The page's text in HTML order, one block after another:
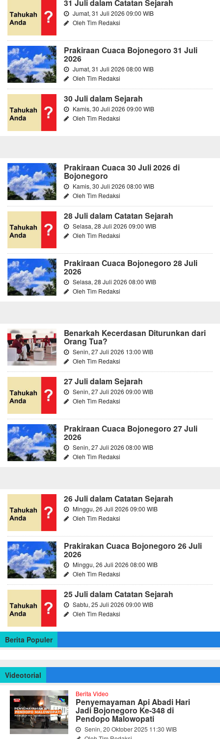
31 Juli dalam Catatan Sejarah
Jumat, 31 Juli 2026 09:00 WIB
Oleh Tim Redaksi
Prakiraan Cuaca Bojonegoro 31 Juli
2026
Jumat, 31 Juli 2026 08:00 WIB
Oleh Tim Redaksi
30 Juli dalam Sejarah
Kamis, 30 Juli 2026 09:00 WIB
Oleh Tim Redaksi
Prakiraan Cuaca 30 Juli 2026 di
Bojonegoro
Kamis, 30 Juli 2026 08:00 WIB
Oleh Tim Redaksi
28 Juli dalam Catatan Sejarah
Selasa, 28 Juli 2026 09:00 WIB
Oleh Tim Redaksi
Prakiraan Cuaca Bojonegoro 28 Juli
2026
Selasa, 28 Juli 2026 08:00 WIB
Oleh Tim Redaksi
Benarkah Kecerdasan Diturunkan dari
Orang Tua?
Senin, 27 Juli 2026 13:00 WIB
Oleh Tim Redaksi
27 Juli dalam Sejarah
Senin, 27 Juli 2026 09:00 WIB
Oleh Tim Redaksi
Prakiraan Cuaca Bojonegoro 27 Juli
2026
Senin, 27 Juli 2026 08:00 WIB
Oleh Tim Redaksi
26 Juli dalam Catatan Sejarah
Minggu, 26 Juli 2026 09:00 WIB
Oleh Tim Redaksi
Prakirakan Cuaca Bojonegoro 26 Juli
2026
Minggu, 26 Juli 2026 08:00 WIB
Oleh Tim Redaksi
25 Juli dalam Catatan Sejarah
Sabtu, 25 Juli 2026 09:00 WIB
Oleh Tim Redaksi
Berita Populer
Videotorial
Berita Video
Penyemayaman Api Abadi Hari
Jadi Bojonegoro Ke-348 di
Pendopo Malowopati
Senin, 20 Oktober 2025 11:30 WIB